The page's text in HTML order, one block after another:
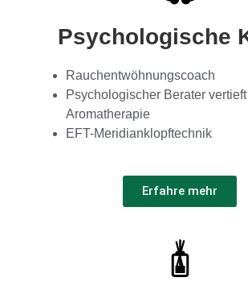
Psychologische
Rauchentwöhnungscoach
Psychologischer Berater
Aromatherapie
EFT-Meridianklopftechnik
Erfahre mehr